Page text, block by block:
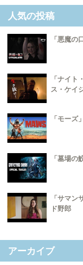
人気の投稿
「悪魔
「ナイ
ス・ケイ
「モー
「墓場
「サマ
ド野郎
アーカイブ